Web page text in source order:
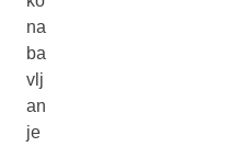
na
ba
vlj
an
je